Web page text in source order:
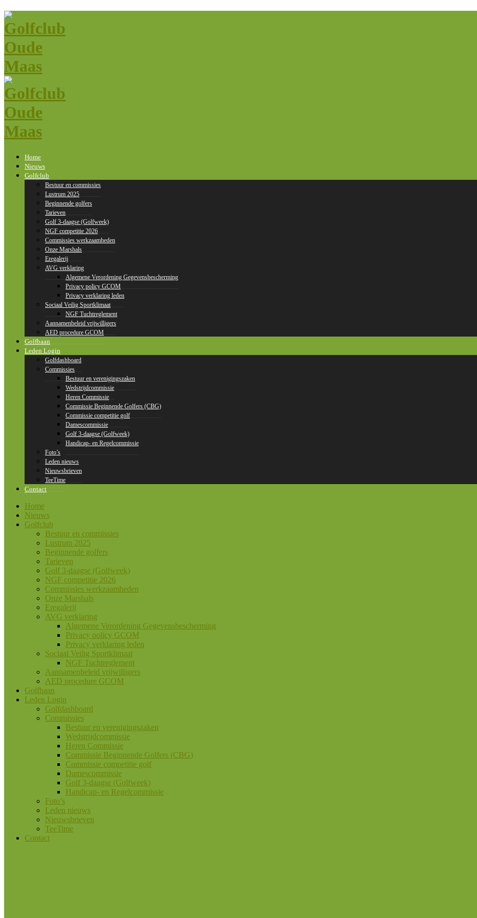
Home
Nieuws
Golfclub
Bestuur en commissies
Lustrum 2025
Beginnende golfers
Tarieven
Golf 3-daagse (Golfweek)
NGF competitie 2026
Commissies werkzaamheden
Onze Marshals
Eregalerij
AVG verklaring
Algemene Verordening Gegevensbescherming
Privacy policy GCOM
Privacy verklaring leden
Sociaal Veilig Sportklimaat
NGF Tuchtreglement
Aannamenbeleid vrijwilligers
AED procedure GCOM
Golfbaan
Leden Login
Golfdashboard
Commissies
Bestuur en verenigingszaken
Wedstrijdcommissie
Heren Commissie
Commissie Beginnende Golfers (CBG)
Commissie competitie golf
Damescommissie
Golf 3-daagse (Golfweek)
Handicap- en Regelcommissie
Foto’s
Leden nieuws
Nieuwsbrieven
TeeTime
Contact
Home
Nieuws
Golfclub
Bestuur en commissies
Lustrum 2025
Beginnende golfers
Tarieven
Golf 3-daagse (Golfweek)
NGF competitie 2026
Commissies werkzaamheden
Onze Marshals
Eregalerij
AVG verklaring
Algemene Verordening Gegevensbescherming
Privacy policy GCOM
Privacy verklaring leden
Sociaal Veilig Sportklimaat
NGF Tuchtreglement
Aannamenbeleid vrijwilligers
AED procedure GCOM
Golfbaan
Leden Login
Golfdashboard
Commissies
Bestuur en verenigingszaken
Wedstrijdcommissie
Heren Commissie
Commissie Beginnende Golfers (CBG)
Commissie competitie golf
Damescommissie
Golf 3-daagse (Golfweek)
Handicap- en Regelcommissie
Foto’s
Leden nieuws
Nieuwsbrieven
TeeTime
Contact